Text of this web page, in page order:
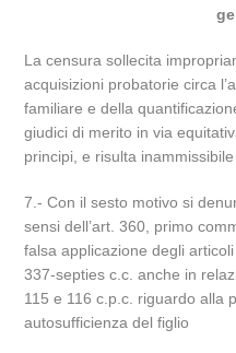
La censura sollecita
acquisizioni probatorie circa
familiare e della
giudici di merito in via
principi, e risulta
7.- Con il sesto motivo si
sensi dell’art. 360, primo
falsa applicazione degli
337-septies c.c. anche in
115 e 116 c.p.c. riguardo alla
autosufficienza del figlio